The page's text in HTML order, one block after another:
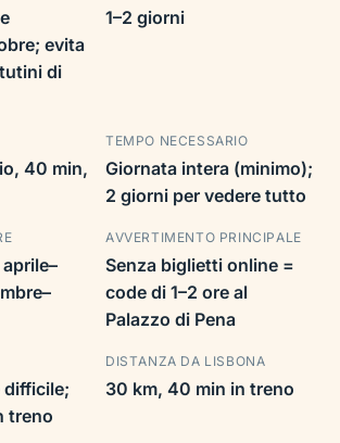
evita
di
1–2 giorni
40 min,
TEMPO NECESSARIO
Giornata intera (minimo);
2 giorni per vedere tutto
AVVERTIMENTO PRINCIPALE
Senza biglietti online =
code di 1–2 ore al
Palazzo di Pena
difficile;
treno
DISTANZA DA LISBONA
30 km, 40 min in treno